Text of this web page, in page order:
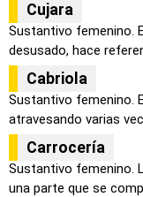
Cujara
Sustantivo femenino.
desusado, hace
Cabriola
Sustantivo femenino.
atravesando varias
Carrocería
Sustantivo femenino.
una parte que se